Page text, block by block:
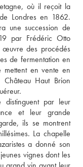
où il reçoit la
Londres en 1862.
une succession de
par Frédéric Otto
œuvre des procédés
de fermentation en
mettent en vente en
Haut Brion
par leur
et leur grande
ils se montrent
La chapelle
a donné son
vignes dont les